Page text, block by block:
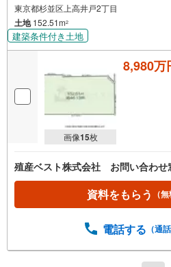
東京都杉並区上高井戸2丁目
土地152.51m2
建築条件付き土地
画像15枚
8,980万
殖産ベスト株式会社 お問い合わせ
資料をもらう （
電話する （通